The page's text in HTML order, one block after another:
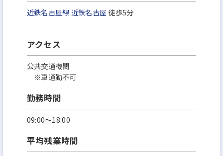
近鉄名古屋線 近鉄名古屋 徒歩5分
アクセス
公共交通機関
※車通勤不可
勤務時間
09:00～18:00
平均残業時間